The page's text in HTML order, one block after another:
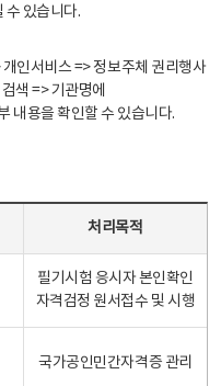
수 있습니다.
인서비스 => 정보주체 권리행사
색 => 기관명에
내용을 확인할 수 있습니다.
처리목적
필기시험 응시자 본인확인
자격검정 원서접수 및 시행
국가공인민간자격증 관리